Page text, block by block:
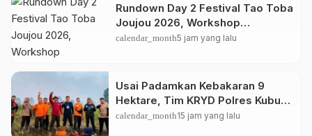
Rundown Day 2 Festival Tao Toba
Joujou 2026, Workshop
Pengembangan UMKM
calendar_month5 jam yang lalu
Usai Padamkan Kebakaran 9
Hektare, Tim KRYD Polres Kubu
Raya Kini Memburu Bara di Bawah
calendar_month15 jam yang lalu